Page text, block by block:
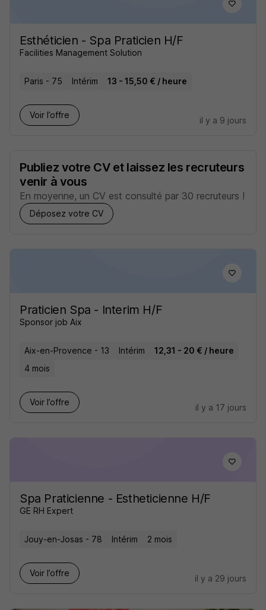
Esthéticien - Spa Praticien H/F
Facilities Management Solution
Paris - 75 Intérim 13 - 15,50 € / heure
Voir l’offre
il y a 9 jours
Publiez votre CV et laissez les recruteurs
venir à vous
En moyenne, un CV est consulté par 30 recruteurs !
Déposez votre CV
Praticien Spa - Interim H/F
Sponsor job Aix
Aix-en-Provence - 13 Intérim
12,31 - 20 € / heure
4 mois
Voir l’offre
il y a 17 jours
Spa Praticienne - Estheticienne H/F
GE RH Expert
Jouy-en-Josas - 78 Intérim 2 mois
Voir l’offre
il y a 29 jours